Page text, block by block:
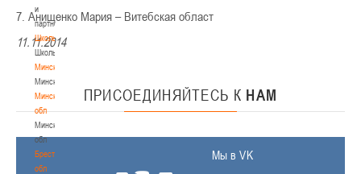
и
партнеры
Школы
Школы
Минск
Минск
Минская
обл
Минская
обл
Брестская
обл
7. Анищенко Мария – Витебская област
11.11.2014
ПРИСОЕДИНЯЙТЕСЬ К НАМ
Мы в VK